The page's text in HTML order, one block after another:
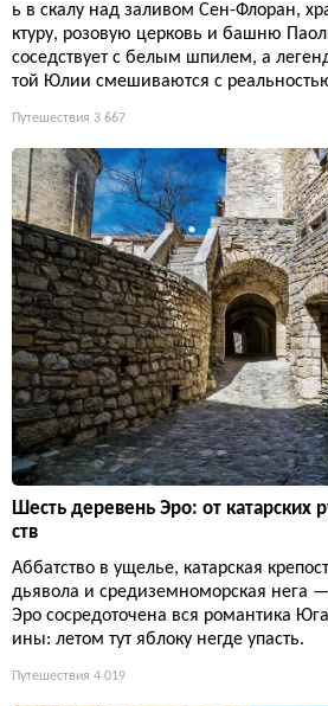
ь в скалу над заливом Сен-Флоран,
ктуру, розовую церковь и башню
соседствует с белым шпилем, а
той Юлии смешиваются с
Путешествия 3 667
Шесть деревень Эро: от катарских
ств
Аббатство в ущелье, катарская
дьявола и средиземноморская нега
Эро сосредоточена вся романтика
ины: летом тут яблоку негде упасть.
Путешествия 4 019